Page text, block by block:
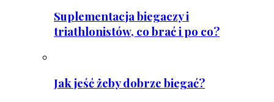
Suplementacja biegaczy i
triathlonistów, co brać i po co?
Jak jeść żeby dobrze biegać?